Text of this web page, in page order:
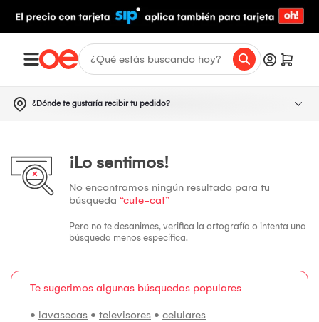
¿Dónde te gustaría recibir tu pedido?
¡Lo sentimos!
No encontramos ningún resultado para tu
búsqueda “cute-cat”
Pero no te desanimes, verifica la ortografía o intenta una
búsqueda menos específica.
Te sugerimos algunas búsquedas populares
• lavasecas • televisores • celulares